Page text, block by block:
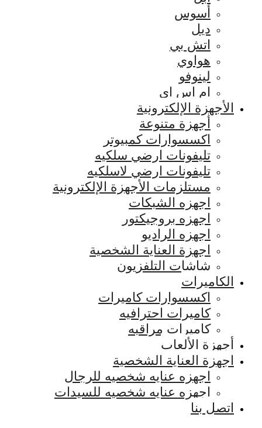
أسوس
ديل
اتش بي
هواوي
لينوفو
ام اس اي
الأجهزة الإلكترونية
أجهزة متنوعة
اكسسوارات كمبيوتر
تليفونات ارضي سلكيه
تليفونات ارضي لاسلكيه
مستلزمات الأجهزة الإلكترونية
اجهزه الشبكات
اجهزه بروجيكتور
اجهزه الراديو
اجهزة العناية الشخصية
شاشات التلفزيون
الكاميرات
اكسسوارات كاميرات
كاميرات احترافيه
كاميرات مراقبه
أجهزة الألعاب
اجهزة العناية الشخصية
اجهزه عنايه شخصيه للرجال
اجهزه عنايه شخصيه للسيدات
اتصل بنا